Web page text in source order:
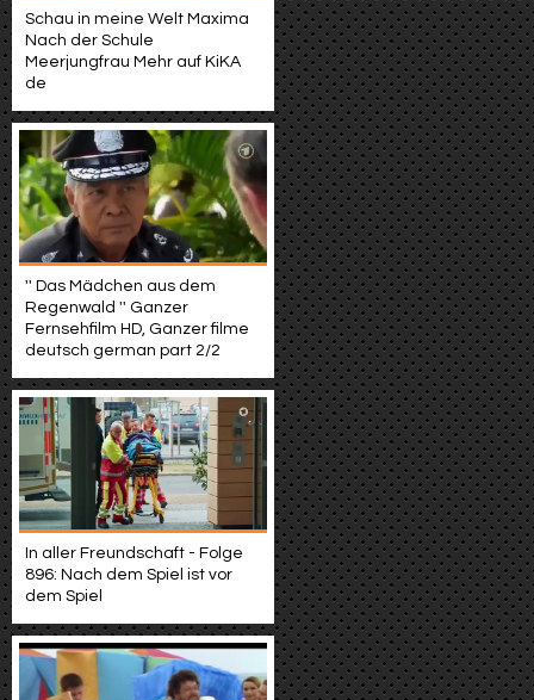
Schau in meine Welt Maxima
Nach der Schule
Meerjungfrau Mehr auf KiKA
de
'' Das Mädchen aus dem
Regenwald '' Ganzer
Fernsehfilm HD, Ganzer filme
deutsch german part 2/2
In aller Freundschaft - Folge
896: Nach dem Spiel ist vor
dem Spiel